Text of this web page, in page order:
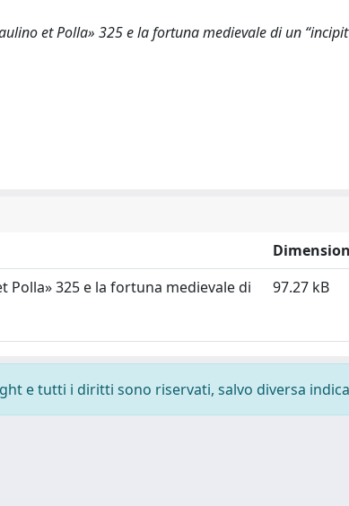
et Polla» 325 e la fortuna medievale di un
Polla» 325 e la fortuna medievale di
97.27 kB
e tutti i diritti sono riservati, salvo diversa